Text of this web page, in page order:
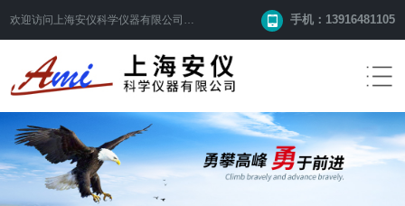
欢迎访问 上海安仪科学仪器有限公司 网站！ 手机：13916481105